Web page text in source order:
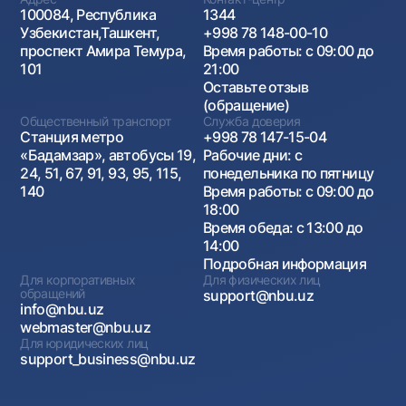
100084, Республика
Узбекистан,Ташкент,
проспект Амира Темура,
101
1344
+998 78 148-00-10
Время работы: с 09:00 до
21:00
Оставьте отзыв
(обращение)
Общественный транспорт
Станция метро
«Бадамзар», автобусы 19,
24, 51, 67, 91, 93, 95, 115,
140
Служба доверия
+998 78 147-15-04
Рабочие дни: с
понедельника по пятницу
Время работы: с 09:00 до
18:00
Время обеда: с 13:00 до
14:00
Подробная информация
Для корпоративных
обращений
info@nbu.uz
webmaster@nbu.uz
Для физических лиц
support@nbu.uz
Для юридических лиц
support_business@nbu.uz